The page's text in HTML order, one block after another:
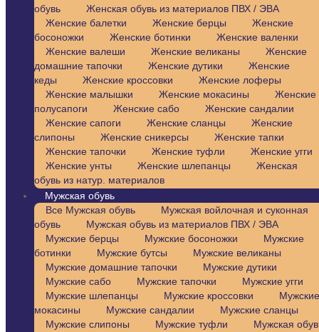
обувь
Женская обувь из материалов ПВХ / ЭВА
Женские балетки
Женские берцы
Женские
босоножки
Женские ботинки
Женские валенки
Женские валеши
Женские великаны
Женские
домашние тапочки
Женские дутики
Женские
кеды
Женские кроссовки
Женские лоферы
Женские малышки
Женские мокасины
Женские
полусапоги
Женские сабо
Женские сандалии
Женские сапоги
Женские сланцы
Женские
слипоны
Женские сникерсы
Женские тапки
Женские тапочки
Женские туфли
Женские угги
Женские унты
Женские шлепанцы
Женская
обувь из натур. материалов
Мужская обувь
Все Мужская обувь
Мужская войлочная и суконная
обувь
Мужская обувь из материалов ПВХ / ЭВА
Мужские берцы
Мужские босоножки
Мужские
ботинки
Мужские бутсы
Мужские великаны
Мужские домашние тапочки
Мужские дутики
Мужские сабо
Мужские тапочки
Мужские угги
Мужские шлепанцы
Мужские кроссовки
Мужские
мокасины
Мужские сандалии
Мужские сланцы
Мужские слипоны
Мужские туфли
Мужская